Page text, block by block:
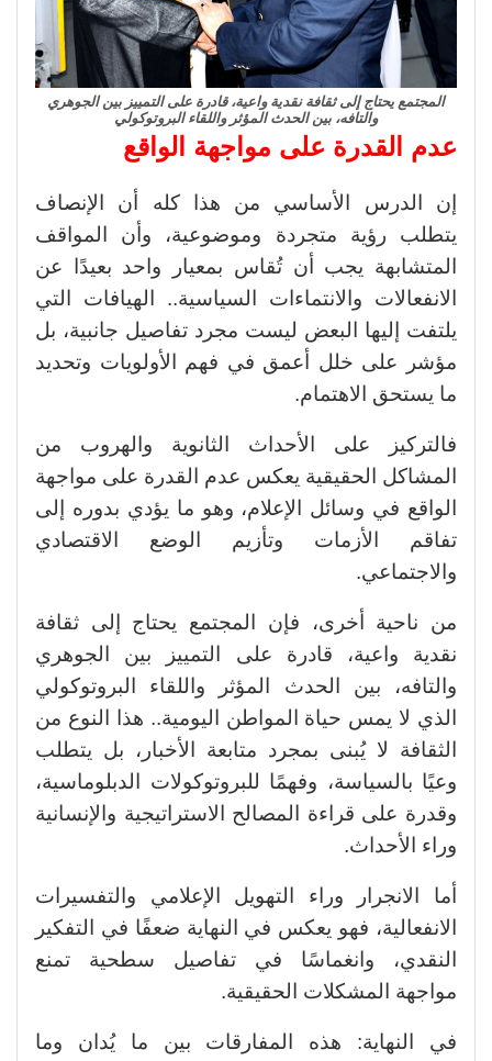
المجتمع يحتاج إلى ثقافة نقدية واعية، قادرة على التمييز بين الجوهري
والتافه، بين الحدث المؤثر واللقاء البروتوكولي
عدم القدرة على مواجهة الواقع
إن الدرس الأساسي من هذا كله أن الإنصاف
يتطلب رؤية متجردة وموضوعية، وأن المواقف
المتشابهة يجب أن تُقاس بمعيار واحد بعيدًا عن
الانفعالات والانتماءات السياسية.. الهيافات التي
يلتفت إليها البعض ليست مجرد تفاصيل جانبية، بل
مؤشر على خلل أعمق في فهم الأولويات وتحديد
ما يستحق الاهتمام.
فالتركيز على الأحداث الثانوية والهروب من
المشاكل الحقيقية يعكس عدم القدرة على مواجهة
الواقع في وسائل الإعلام، وهو ما يؤدي بدوره إلى
تفاقم الأزمات وتأزيم الوضع الاقتصادي
والاجتماعي.
من ناحية أخرى، فإن المجتمع يحتاج إلى ثقافة
نقدية واعية، قادرة على التمييز بين الجوهري
والتافه، بين الحدث المؤثر واللقاء البروتوكولي
الذي لا يمس حياة المواطن اليومية.. هذا النوع من
الثقافة لا يُبنى بمجرد متابعة الأخبار، بل يتطلب
وعيًا بالسياسة، وفهمًا للبروتوكولات الدبلوماسية،
وقدرة على قراءة المصالح الاستراتيجية والإنسانية
وراء الأحداث.
أما الانجرار وراء التهويل الإعلامي والتفسيرات
الانفعالية، فهو يعكس في النهاية ضعفًا في التفكير
النقدي، وانغماسًا في تفاصيل سطحية تمنع
مواجهة المشكلات الحقيقية.
في النهاية: هذه المفارقات بين ما يُدان وما